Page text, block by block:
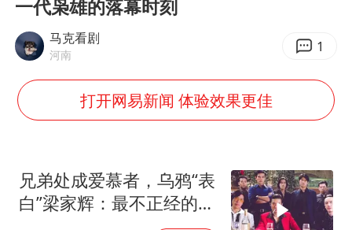
首次证实！“胶球”存在
80后女柜员逆袭成4200亿银行副行长
感觉全东北都在等7号
东方甄选被判赔偿江小白30万元
一代枭雄的落幕时刻
马克看剧
河南 1
打开网易新闻 体验效果更佳
兄弟处成爱慕者，乌鸦“表
白”梁家辉：最不正经的黑